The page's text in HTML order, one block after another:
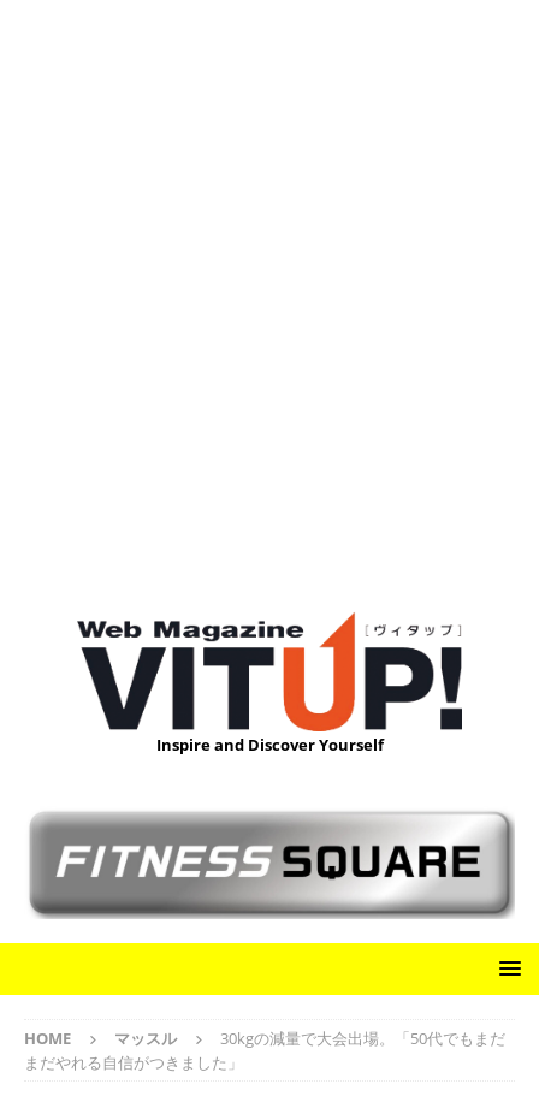
Inspire and Discover Yourself
HOME マッスル
30kgの減量で大会出場。「50代でもまだ
まだやれる自信がつきました」